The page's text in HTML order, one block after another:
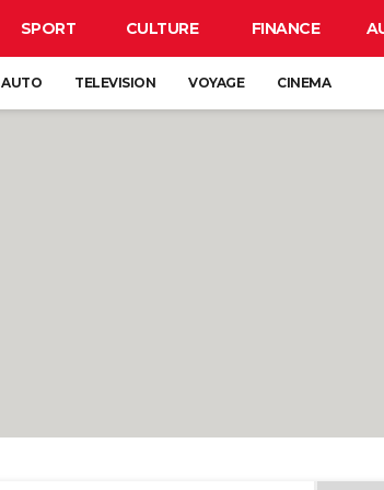
SPORT CULTURE FINANCE
AUTO TELEVISION VOYAGE CINEMA